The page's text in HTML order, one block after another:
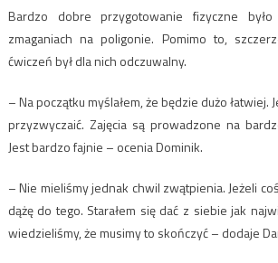
Bardzo dobre przygotowanie fizyczne
zmaganiach na poligonie. Pomimo to,
ćwiczeń był dla nich odczuwalny.
– Na początku myślałem, że będzie dużo łatwiej.
przyzwyczaić. Zajęcia są prowadzone na
Jest bardzo fajnie – ocenia Dominik.
– Nie mieliśmy jednak chwil zwątpienia. Jeżeli
dążę do tego. Starałem się dać z siebie jak
wiedzieliśmy, że musimy to skończyć – dodaje